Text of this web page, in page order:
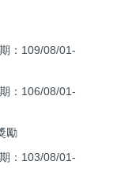
：109/08/01-
：106/08/01-
勵
：103/08/01-